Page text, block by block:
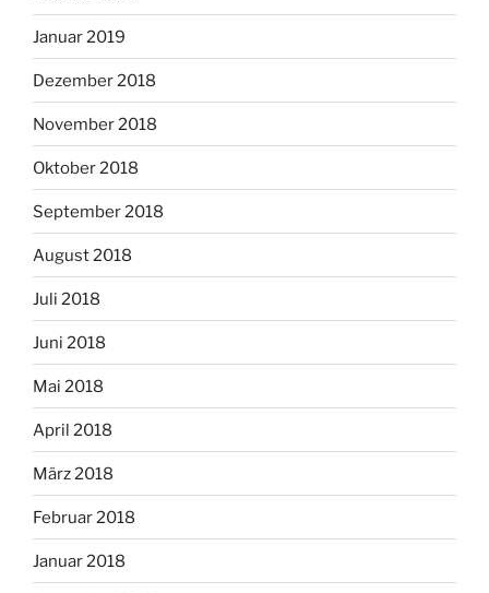
Januar 2019
Dezember 2018
November 2018
Oktober 2018
September 2018
August 2018
Juli 2018
Juni 2018
Mai 2018
April 2018
März 2018
Februar 2018
Januar 2018